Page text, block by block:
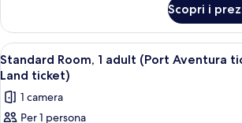
(Port
Aventura
tickets
&
Ferrari
Room
Callaghan,
3
adults
Aventura
tickets
Scopri i
Apri
tutte
le
foto
Una camera
5
Standard Room, 1 adult (Port Aventura
Land ticket)
1 camera
Per 1 persona